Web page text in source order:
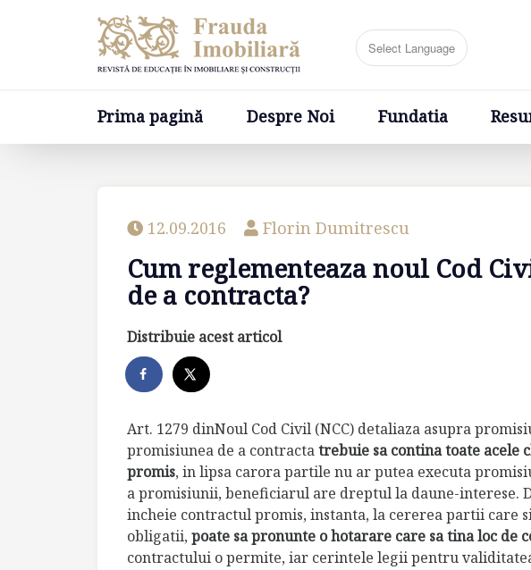
Prima pagină Despre Noi Fundatia
Prima pagină Despre Noi
12.09.2016 Florin Dumitrescu
Cum reglementeaza noul Cod
de a contracta?
Distribuie acest articol
Art. 1279 dinNoul Cod Civil (NCC) detaliaza asupra
promisiunea de a contractatrebuie sa contina toate acele
promis, in lipsa carora partile nu ar putea executa
a promisiunii, beneficiarul are dreptul la daune-interese.
incheie contractul promis, instanta, la cererea partii care
obligatii,poate sa pronunte o hotarare care sa tina loc de
contractului o permite, iar cerintele legii pentru